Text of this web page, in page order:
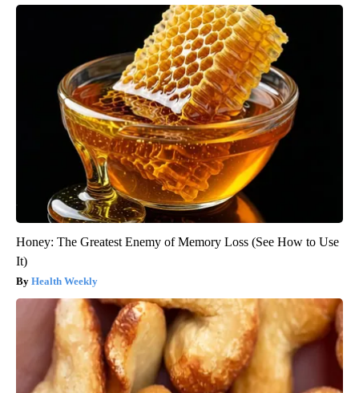
Honey: The Greatest Enemy of Memory Loss (See How to Use
It)
Health Weekly